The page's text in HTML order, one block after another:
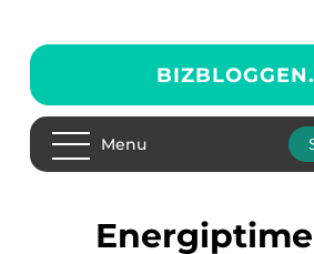
BIZBLOGGEN.
Menu
Energiptimering i